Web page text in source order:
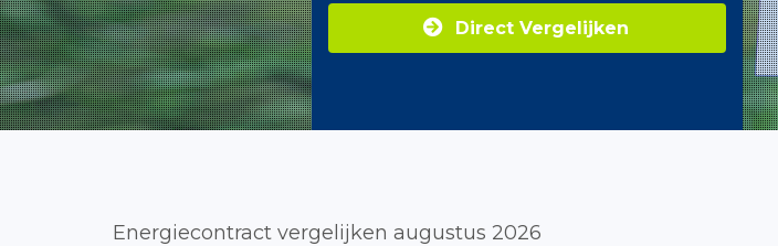
Direct Vergelijken
Energiecontract vergelijken augustus 2026